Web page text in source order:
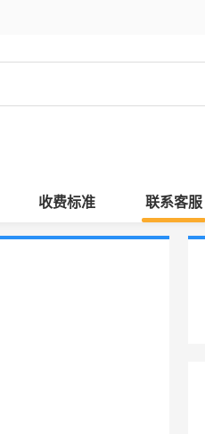
收费标准 联系客服